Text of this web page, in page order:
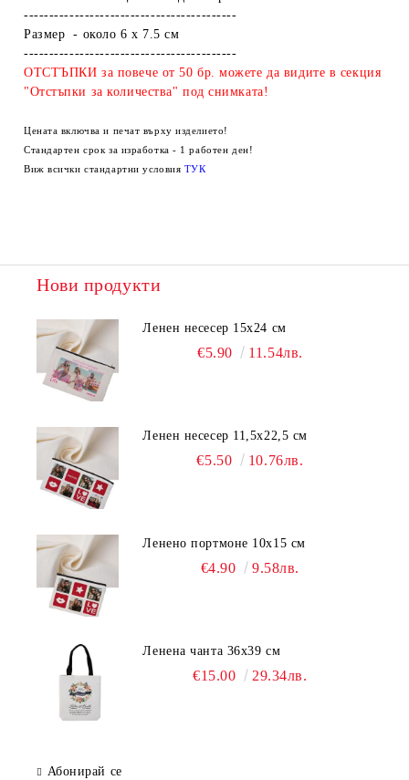
------------------------------------------
Размер - около 6 x 7.5 см
------------------------------------------
ОТСТЪПКИ за повече от 50 бр. можете да видите в секция
"Отстъпки за количества" под снимката!
Цената включва и печат върху изделието!
Стандартен срок за изработка - 1 работен ден!
Виж всички стандартни условия ТУК
Нови продукти
Ленен несесер 15х24 см
€5.90 11.54лв.
Ленен несесер 11,5х22,5 см
€5.50 10.76лв.
Ленено портмоне 10х15 см
€4.90 9.58лв.
Ленена чанта 36х39 см
€15.00 29.34лв.
Абонирай се